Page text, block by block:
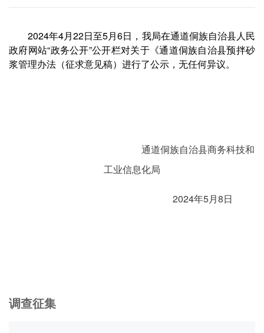
2024年4月22日至5月6日，我局在通道侗族自治县人民
政府网站“政务公开”公开栏对关于《通道侗族自治县预拌砂
浆管理办法（征求意见稿）进行了公示，无任何异议。
通道侗族自治县商务科技和
工业信息化局
2024年5月8日
调查征集